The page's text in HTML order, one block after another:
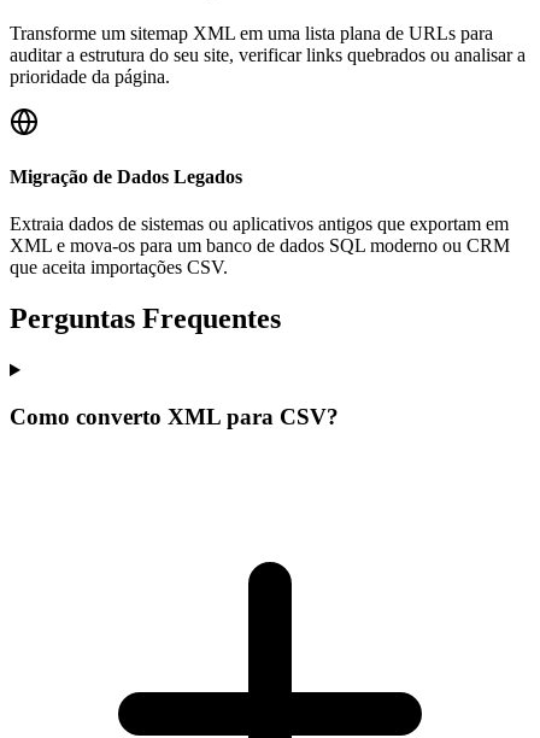
Transforme um sitemap XML em uma lista plana de URLs para
auditar a estrutura do seu site, verificar links quebrados ou analisar a
prioridade da página.
Migração de Dados Legados
Extraia dados de sistemas ou aplicativos antigos que exportam em
XML e mova-os para um banco de dados SQL moderno ou CRM
que aceita importações CSV.
Perguntas Frequentes
Como converto XML para CSV?